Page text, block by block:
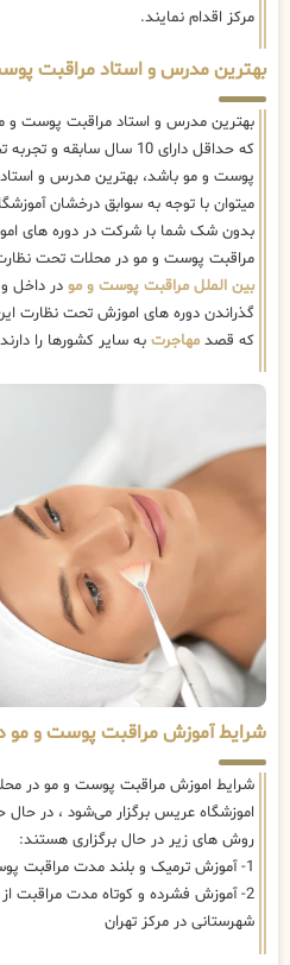
مرکز اقدام نمایند.
بهترین مدرس و استاد مراقبت
بهترین مدرس و استاد مراقبت پوست و
که حداقل دارای 10 سال
پوست و مو باشد، بهترین مدرس و
میتوان با توجه به سوابق درخشان
بدون شک شما با شرکت در دوره های
مراقبت پوست و مو در محلات تحت
بین الملل مراقبت پوست و مو در داخل
گذراندن دوره های اموزش تحت نظارت
که قصد مهاجرت به سایر کشورها را
شرایط آموزش مراقبت پوست و مو
شرایط اموزش مراقبت پوست و مو در
اموزشگاه عریس برگزار می‌شود ، در حال
روش های زیر در حال برگزاری هستند:
1- آموزش ترمیک و بلند مدت مراقبت پوست و مو در محلات
2- آموزش فشرده و کوتاه مدت مراقبت
شهرستانی در مرکز تهران